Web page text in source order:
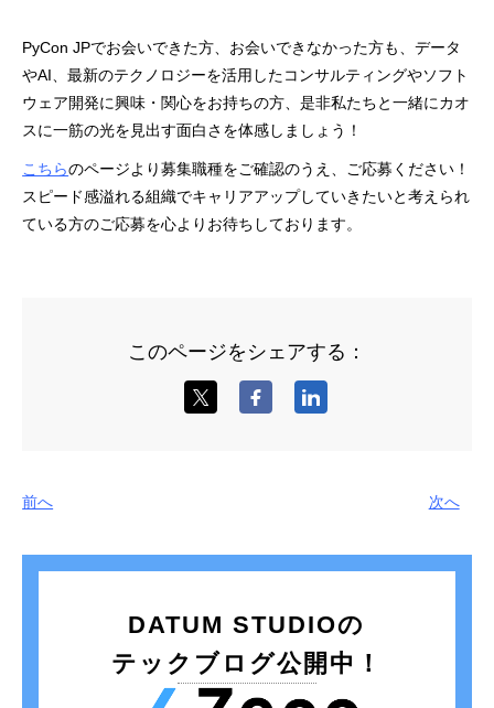
PyCon JPでお会いできた方、お会いできなかった方も、データ
やAI、最新のテクノロジーを活用したコンサルティングやソフト
ウェア開発に興味・関心をお持ちの方、是非私たちと一緒にカオ
スに一筋の光を見出す面白さを体感しましょう！
こちらのページより募集職種をご確認のうえ、ご応募ください！
スピード感溢れる組織でキャリアアップしていきたいと考えられ
ている方のご応募を心よりお待ちしております。
このページをシェアする：
前へ 次へ
DATUM STUDIOの
テックブログ公開中！